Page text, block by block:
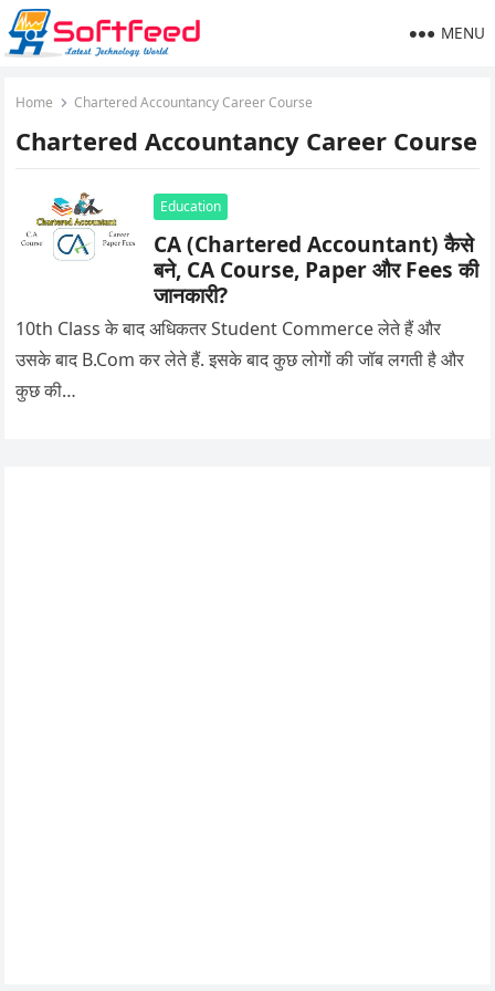
MENU
Home Chartered Accountancy Career Course
Chartered Accountancy Career Course
Education
CA (Chartered Accountant) कैसे
बने, CA Course, Paper और Fees की
जानकारी?
10th Class के बाद अधिकतर Student Commerce लेते हैं और
उसके बाद B.Com कर लेते हैं. इसके बाद कुछ लोगों की जॉब लगती है और
कुछ की…